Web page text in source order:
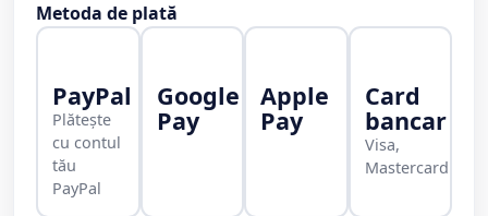
Metoda de plată
PayPal
Plătește
cu contul
tău
PayPal
Google
Pay
Apple
Pay
Card
bancar
Visa,
Mastercard